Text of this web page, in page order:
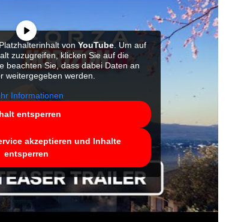
von YouTube. Um auf
zuzugreifen, klicken Sie auf die
beachten Sie, dass dabei Daten an
weitergegeben werden.
Informationen
entsperren
akzeptieren und Inhalte
entsperren